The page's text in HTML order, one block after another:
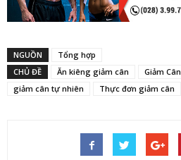
NGUỒN
Tổng hợp
CHỦ ĐỀ
Ăn kiêng giảm cân Giảm Cân
giảm cân tự nhiên
Thực đơn giảm cân